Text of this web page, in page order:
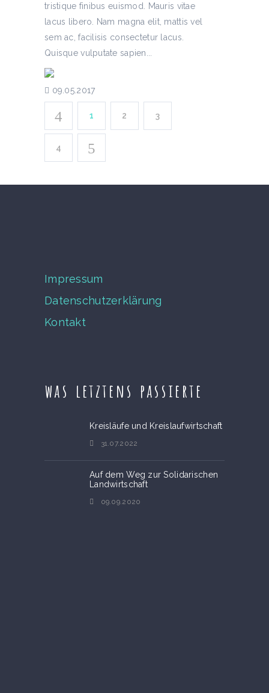
tristique finibus euismod. Mauris vitae
lacus libero. Nam magna elit, mattis vel
sem ac, facilisis consectetur lacus.
Quisque vulputate sapien...
09.05.2017
1 2 3
4
Impressum
Datenschutzerklärung
Kontakt
was letztens passierte
Kreisläufe und Kreislaufwirtschaft
31.07.2022
Auf dem Weg zur Solidarischen
Landwirtschaft
09.09.2020